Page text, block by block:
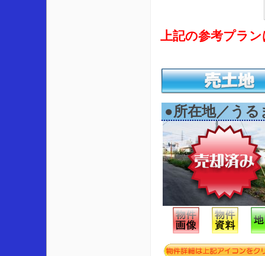
上記の参考プラ
●所在地／うる